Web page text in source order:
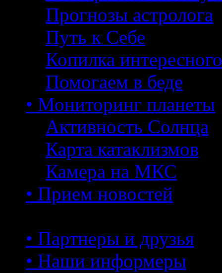
Прогнозы астролога
Путь к Себе
Копилка интересного
Помогаем в беде
• Мониторинг планеты
Активность Солнца
Карта катаклизмов
Камера на МКС
• Прием новостей
• Партнеры и друзья
• Наши информеры